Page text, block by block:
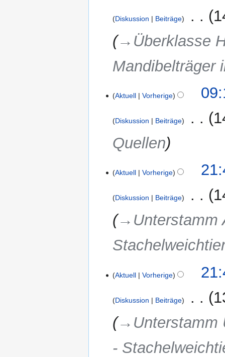
Diskussion Beiträge
→‎Überklasse
Mandibelträger
AugustAktuell Vorherige
Diskussion Beiträge
Quellen
November
Aktuell Vorherige
Diskussion Beiträge
→‎Unterstamm
Aktuell Vorherige
Diskussion Beiträge
→‎Unterstamm
-